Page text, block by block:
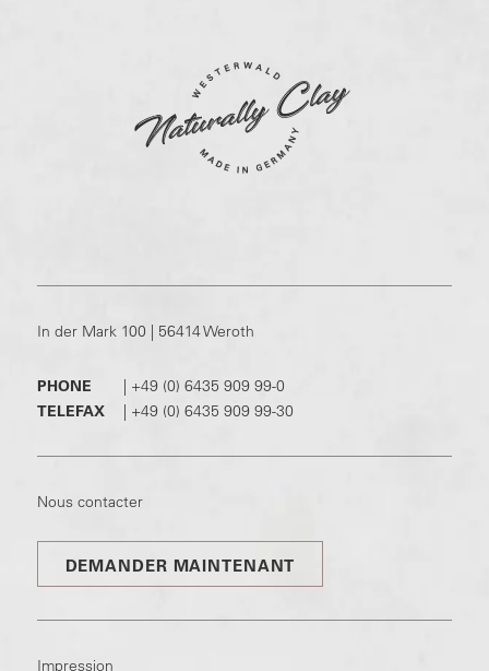
In der Mark 100 | 56414 Weroth
PHONE
+49 (0) 6435 909 99-0
TELEFAX
+49 (0) 6435 909 99-30
Nous contacter
DEMANDER MAINTENANT
Impression